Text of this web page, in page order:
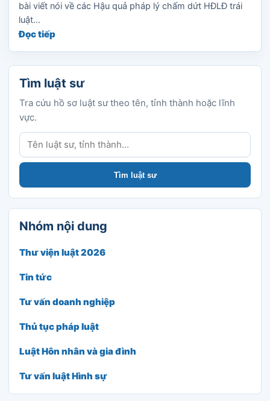
bài viết nói về các Hậu quả pháp lý chấm dứt HĐLĐ trái
luật...
Đọc tiếp
Tìm luật sư
Tra cứu hồ sơ luật sư theo tên, tỉnh thành hoặc lĩnh
vực.
Tìm luật sư
Tìm luật sư
Nhóm nội dung
Thư viện luật 2026
Tin tức
Tư vấn doanh nghiệp
Thủ tục pháp luật
Luật Hôn nhân và gia đình
Tư vấn luật Hình sự